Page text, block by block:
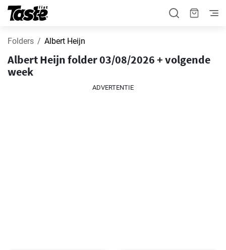
Folders Albert Heijn
Albert Heijn folder 03/08/2026 + volgende
week
ADVERTENTIE